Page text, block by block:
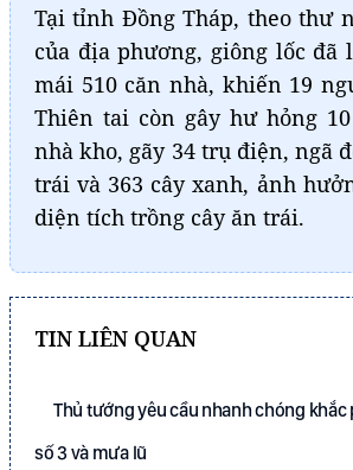
Tại tỉnh Đồng Tháp, theo thư
của địa phương, giông lốc đã
mái 510 căn nhà, khiến 19
Thiên tai còn gây hư hỏng
nhà kho, gãy 34 trụ điện, ngã
trái và 363 cây xanh, ảnh
diện tích trồng cây ăn trái.
TIN LIÊN QUAN
Thủ tướng yêu cầu nhanh chóng khắc
số 3 và mưa lũ